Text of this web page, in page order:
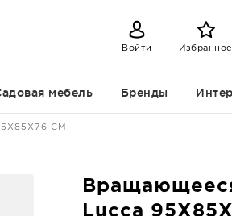
Войти Избранное
мебель Бренды
CM
Lucca